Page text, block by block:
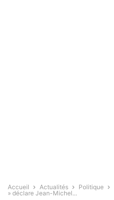
Accueil Actualités Politique
» déclare Jean-Michel...